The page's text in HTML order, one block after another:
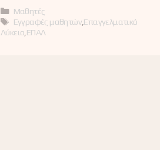
Κατηγορίες
Μαθητές
Ετικέτες
Εγγραφές μαθητών Επαγγελματικό
Λύκειο ΕΠΑΛ